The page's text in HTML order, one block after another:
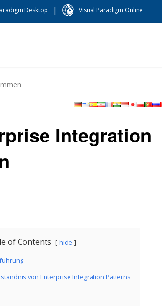
Desktop | Visual Paradigm Online
Integration
of Contents hide
von Enterprise Integration Patterns